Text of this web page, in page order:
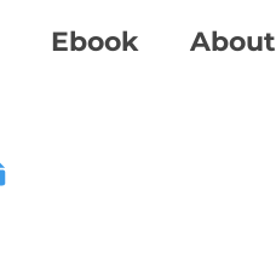
Ebook About